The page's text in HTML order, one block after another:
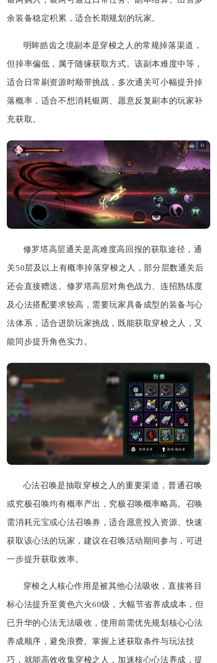
余装备稳定积累，适合长期规划的玩家。
明眸皓齿之境副本是穿梭之人的常规掉落渠道，
但掉率偏低，属于随缘获取方式。该副本难度中等，
适合日常刷资源时顺带挑战，多次通关可小幅提升掉
落概率，适合不想消耗银两、愿意反复刷本的玩家补
充获取。
修罗塔高层通关是高难度高回报的获取途径，通
关50层及以上有概率掉落穿梭之人，部分层数通关后
还会直接赠送。修罗塔高层对角色战力、连招熟练度
及心法搭配要求较高，需要玩家具备成型的装备与心
法体系，适合进阶玩家挑战，既能获取穿梭之人，又
能同步提升角色实力。
心法召唤是抽取穿梭之人的重要渠道，普通召唤
或究极召唤均有概率产出，究极召唤概率略高。召唤
需消耗元宝或心法召唤券，适合愿意投入资源、快速
获取该心法的玩家，建议在召唤活动期间参与，可进
一步提升获取效率。
穿梭之人核心作用是被其他心法吸收，直接将目
标心法提升至黄色六火60级，大幅节省养成成本，但
已升华的心法无法吸收，使用前需优先规划核心心法
养成顺序，避免浪费。掌握上述获取条件与玩法技
巧，就能高效收集穿梭之人，加速核心心法养成，提